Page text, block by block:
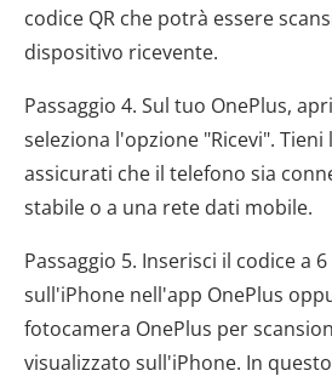
codice QR che potrà essere
dispositivo ricevente.
Passaggio 4. Sul tuo OnePlus,
seleziona l'opzione "Ricevi".
assicurati che il telefono sia
stabile o a una rete dati mobile.
Passaggio 5. Inserisci il codice a
sull'iPhone nell'app OnePlus
fotocamera OnePlus per
visualizzato sull'iPhone. In